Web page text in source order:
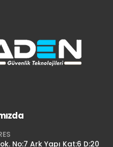
No:7 Ark Yapı Kat:6 D:20